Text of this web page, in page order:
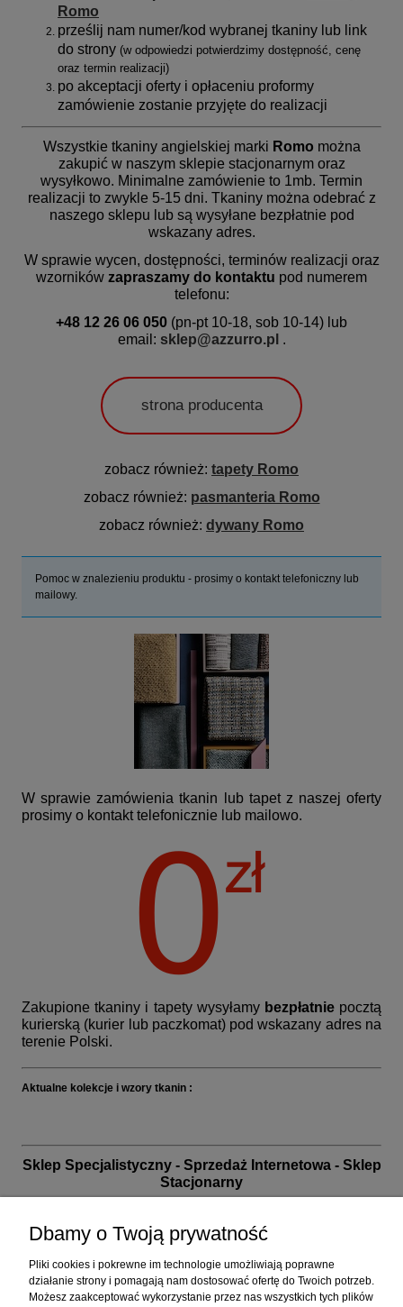
Romo
prześlij nam numer/kod wybranej tkaniny lub link
do strony (w odpowiedzi potwierdzimy dostępność, cenę
oraz termin realizacji)
po akceptacji oferty i opłaceniu proformy
zamówienie zostanie przyjęte do realizacji
Wszystkie tkaniny angielskiej marki Romo można
zakupić w naszym sklepie stacjonarnym oraz
wysyłkowo. Minimalne zamówienie to 1mb. Termin
realizacji to zwykle 5-15 dni. Tkaniny można odebrać z
naszego sklepu lub są wysyłane bezpłatnie pod
wskazany adres.
W sprawie wycen, dostępności, terminów realizacji oraz
wzorników zapraszamy do kontaktu pod numerem
telefonu:
+48 12 26 06 050 (pn-pt 10-18, sob 10-14) lub
email: sklep@azzurro.pl .
strona producenta
zobacz również: tapety Romo
zobacz również: pasmanteria Romo
zobacz również: dywany Romo
Pomoc w znalezieniu produktu - prosimy o kontakt telefoniczny lub
mailowy.
W sprawie zamówienia tkanin lub tapet z naszej oferty
prosimy o kontakt telefonicznie lub mailowo.
Zakupione tkaniny i tapety wysyłamy bezpłatniepocztą
kurierską (kurier lub paczkomat) pod wskazany adres na
terenie Polski.
Aktualne kolekcje i wzory tkanin :
Sklep Specjalistyczny - Sprzedaż Internetowa - Sklep
Stacjonarny
Wilgą 15 (na granicy Krakowa)
+48 12 26 06 050 | poniedziałek - piątek od 10 do 17 |
sklep@tapety.com.pl| +48 737 333 255
Dbamy o Twoją prywatność
Pliki cookies i pokrewne im technologie umożliwiają poprawne
działanie strony i pomagają nam dostosować ofertę do Twoich potrzeb.
Możesz zaakceptować wykorzystanie przez nas wszystkich tych plików